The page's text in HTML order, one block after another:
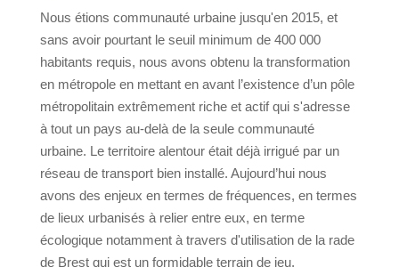
Nous étions communauté urbaine jusqu'en 2015, et
sans avoir pourtant le seuil minimum de 400 000
habitants requis, nous avons obtenu la transformation
en métropole en mettant en avant l’existence d’un pôle
métropolitain extrêmement riche et actif qui s'adresse
à tout un pays au-delà de la seule communauté
urbaine. Le territoire alentour était déjà irrigué par un
réseau de transport bien installé. Aujourd’hui nous
avons des enjeux en termes de fréquences, en termes
de lieux urbanisés à relier entre eux, en terme
écologique notamment à travers d'utilisation de la rade
de Brest qui est un formidable terrain de jeu.